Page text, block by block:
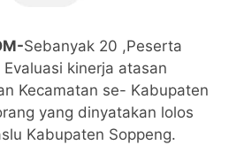
Sebanyak 20 ,Peserta
kinerja atasan
Kecamatan se- Kabupaten
yang dinyatakan lolos
Kabupaten Soppeng.